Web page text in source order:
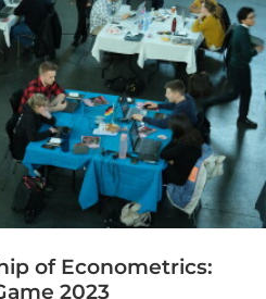
of Econometrics:
2023